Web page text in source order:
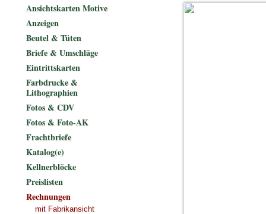
Ansichtskarten Motive
Anzeigen
Beutel & Tüten
Briefe & Umschläge
Eintrittskarten
Farbdrucke &
Lithographien
Fotos & CDV
Fotos & Foto-AK
Frachtbriefe
Katalog(e)
Kellnerblöcke
Preislisten
Rechnungen
mit Fabrikansicht